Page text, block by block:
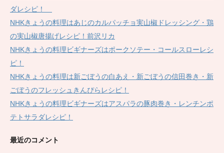
ダレシピ！
NHKきょうの料理はあじのカルパッチョ実山椒ドレッシング・鶏
の実山椒唐揚げレシピ！前沢リカ
NHKきょうの料理ビギナーズはポークソテー・コールスローレシ
ピ！
NHKきょうの料理は新ごぼうの白あえ・新ごぼうの信田巻き・新
ごぼうのフレッシュきんぴらレシピ！
NHKきょうの料理ビギナーズはアスパラの豚肉巻き・レンチンポ
テトサラダレシピ！
最近のコメント